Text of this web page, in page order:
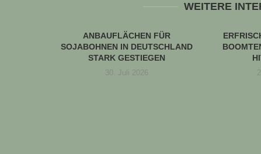
WEITERE
ANBAUFLÄCHEN FÜR
SOJABOHNEN IN DEUTSCHLAND
STARK GESTIEGEN
30. Juli 2026